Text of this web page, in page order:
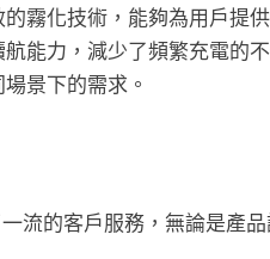
霧化技術，能夠為用戶提
能力，減少了頻繁充電的
景下的需求。
流的客戶服務，無論是產